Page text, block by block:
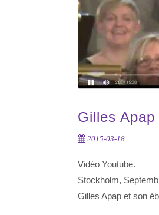
Gilles
2015-03-18
Vidéo Youtube.
Stockholm,
Gilles Apap et son